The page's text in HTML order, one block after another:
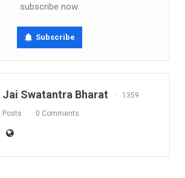
subscribe now.
Subscribe
Jai Swatantra Bharat 1359
Posts 0 Comments